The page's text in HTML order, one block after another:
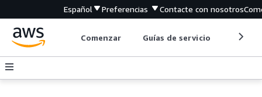
Español Preferencias Contacte con nosotros
Comenzar Guías de servicio